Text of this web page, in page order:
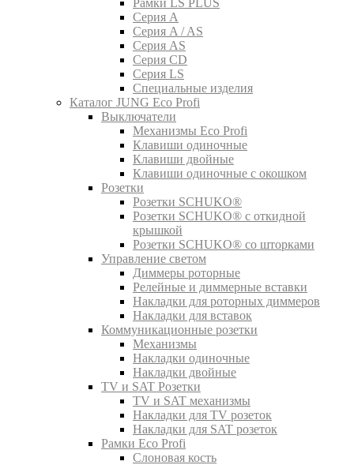
Рамки LS PLUS
Серия A
Серия A / AS
Серия AS
Серия CD
Серия LS
Специальные изделия
Каталог JUNG Eco Profi
Выключатели
Механизмы Eco Profi
Клавиши одиночные
Клавиши двойные
Клавиши одиночные с окошком
Розетки
Розетки SCHUKO®
Розетки SCHUKO® с откидной
крышкой
Розетки SCHUKO® со шторками
Управление светом
Диммеры роторные
Релейные и диммерные вставки
Накладки для роторных диммеров
Накладки для вставок
Коммуникационные розетки
Механизмы
Накладки одиночные
Накладки двойные
TV и SAT Розетки
TV и SAT механизмы
Накладки для TV розеток
Накладки для SAT розеток
Рамки Eco Profi
Слоновая кость